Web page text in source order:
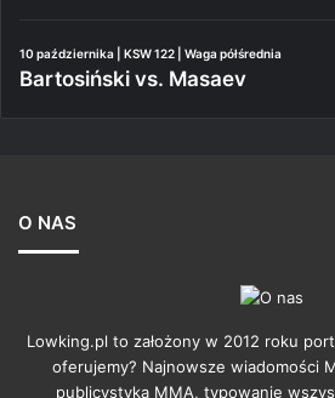
10 października | KSW 122 | Waga półśrednia
Bartosiński vs. Masaev
O NAS
Lowking.pl to założony w 2012 roku
oferujemy? Najnowsze wiadomości
publicystyka MMA, typowanie